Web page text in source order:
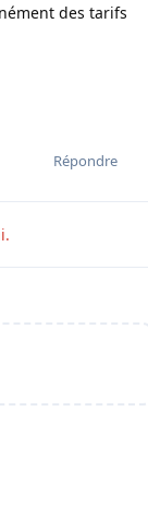
des tarifs
Répondre
.